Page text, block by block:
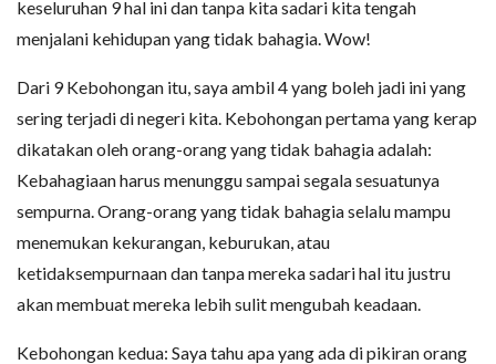
keseluruhan 9 hal ini dan tanpa kita sadari kita tengah
menjalani kehidupan yang tidak bahagia. Wow!
Dari 9 Kebohongan itu, saya ambil 4 yang boleh jadi ini yang
sering terjadi di negeri kita. Kebohongan pertama yang kerap
dikatakan oleh orang-orang yang tidak bahagia adalah:
Kebahagiaan harus menunggu sampai segala sesuatunya
sempurna. Orang-orang yang tidak bahagia selalu mampu
menemukan kekurangan, keburukan, atau
ketidaksempurnaan dan tanpa mereka sadari hal itu justru
akan membuat mereka lebih sulit mengubah keadaan.
Kebohongan kedua: Saya tahu apa yang ada di pikiran orang